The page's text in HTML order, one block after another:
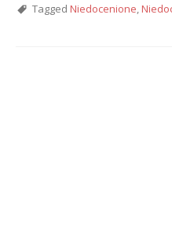
Tagged Niedocenione,